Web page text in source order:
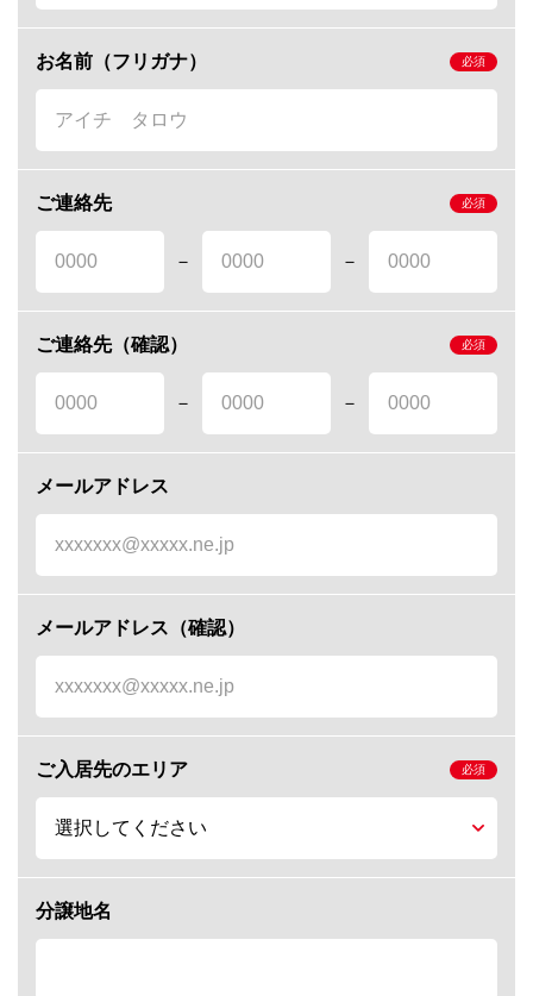
お名前（フリガナ）
ご連絡先
－ －
ご連絡先（確認）
－ －
メールアドレス
メールアドレス（確認）
ご入居先のエリア
分譲地名